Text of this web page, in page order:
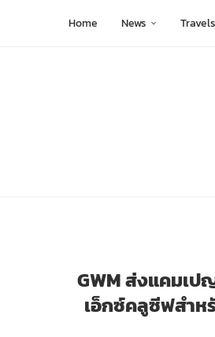
Home News Travels
GWM ส่งแคมเป
เอ็กซ์คลูซีฟสำห